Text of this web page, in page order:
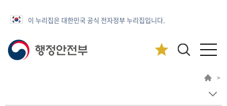
이 누리집은 대한민국 공식 전자정부 누리집입니다.
>